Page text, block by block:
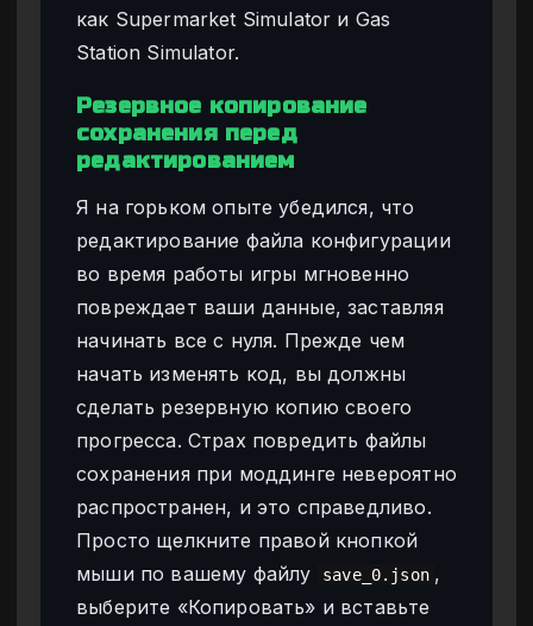
как Supermarket Simulator и Gas
Station Simulator.
Резервное копирование
сохранения перед
редактированием
Я на горьком опыте убедился, что
редактирование файла конфигурации
во время работы игры мгновенно
повреждает ваши данные, заставляя
начинать все с нуля. Прежде чем
начать изменять код, вы должны
сделать резервную копию своего
прогресса. Страх повредить файлы
сохранения при моддинге невероятно
распространен, и это справедливо.
Просто щелкните правой кнопкой
мыши по вашему файлу
save_0.json ,
выберите «Копировать» и вставьте